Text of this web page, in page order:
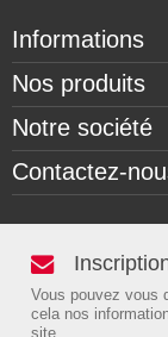
Informations
Nos produits
Notre société
Contactez-
Vous pouvez vous
cela nos
site.